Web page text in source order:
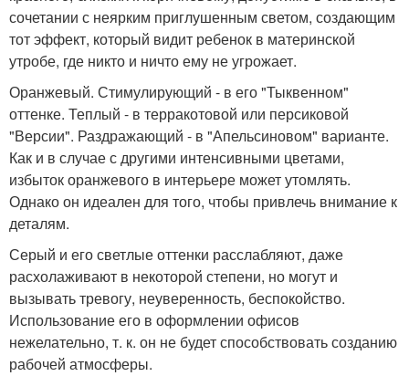
сочетании с неярким приглушенным светом, создающим
тот эффект, который видит ребенок в материнской
утробе, где никто и ничто ему не угрожает.
Оранжевый. Стимулирующий - в его "Тыквенном"
оттенке. Теплый - в терракотовой или персиковой
"Версии". Раздражающий - в "Апельсиновом" варианте.
Как и в случае с другими интенсивными цветами,
избыток оранжевого в интерьере может утомлять.
Однако он идеален для того, чтобы привлечь внимание к
деталям.
Серый и его светлые оттенки расслабляют, даже
расхолаживают в некоторой степени, но могут и
вызывать тревогу, неуверенность, беспокойство.
Использование его в оформлении офисов
нежелательно, т. к. он не будет способствовать созданию
рабочей атмосферы.